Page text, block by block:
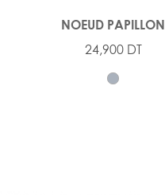
NOEUD PAPILLON
24,900 DT